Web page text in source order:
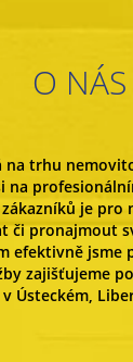
O NÁS
na trhu
na
je pro
či pronajmout
efektivně jsme
zajišťujeme
Ústeckém,